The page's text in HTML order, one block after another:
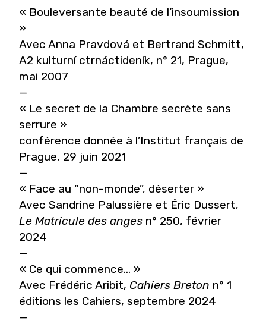
« Bouleversante beauté de l’insoumission
»
Avec Anna Pravdová et Bertrand Schmitt,
A2 kulturní ctrnáctideník, n° 21, Prague,
mai 2007
—
« Le secret de la Chambre secrète sans
serrure »
conférence donnée à l’Institut français de
Prague, 29 juin 2021
—
« Face au “non-monde”, déserter »
Avec Sandrine Palussière et Éric Dussert,
Le Matricule des anges n° 250, février
2024
—
« Ce qui commence… »
Avec Frédéric Aribit, Cahiers Breton n° 1
éditions les Cahiers, septembre 2024
—